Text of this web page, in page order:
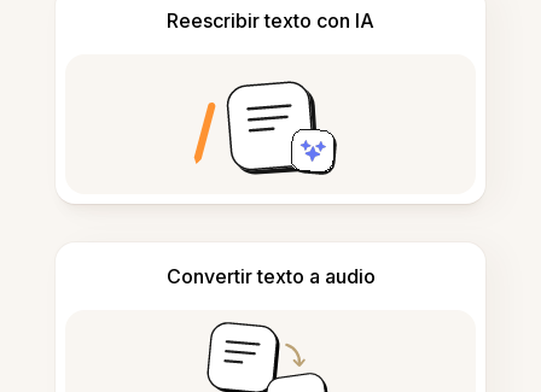
Reescribir texto con IA
Convertir texto a audio